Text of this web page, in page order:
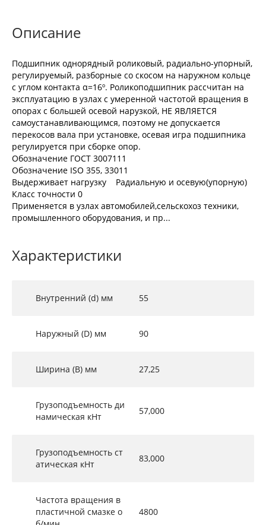
Описание
Подшипник однорядный роликовый, радиально-упорный,
регулируемый, разборные со скосом на наружном кольце
с углом контакта α=16º. Роликоподшипник рассчитан на
эксплуатацию в узлах с умеренной частотой вращения в
опорах с большей осевой нарузкой, НЕ ЯВЛЯЕТСЯ
самоустанавливающимся, поэтому не допускается
перекосов вала при установке, осевая игра подшипника
регулируется при сборке опор.
Обозначение ГОСТ 3007111
Обозначение ISO 355, 33011
Выдерживает нагрузку Радиальную и осевую(упорную)
Класс точности 0
Применяется в узлах автомобилей,сельскохоз техники,
промышленного оборудования, и пр...
Характеристики
Внутренний (d) мм 55
Наружный (D) мм 90
Ширина (B) мм 27,25
Грузоподъемность ди
намическая кНт
57,000
Грузоподъемность ст
атическая кНт
83,000
Частота вращения в
пластичной смазке о
4800